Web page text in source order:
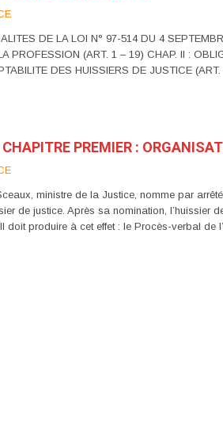
DE LA LOI N° 97-514 DU 4
PROFESSION (ART. 1 – 19) CHAP. II :
DES HUISSIERS DE JUSTICE
PREMIER :
ministre de la Justice, nomme par
de justice. Après sa nomination,
produire à cet effet : le Procès-verbal de